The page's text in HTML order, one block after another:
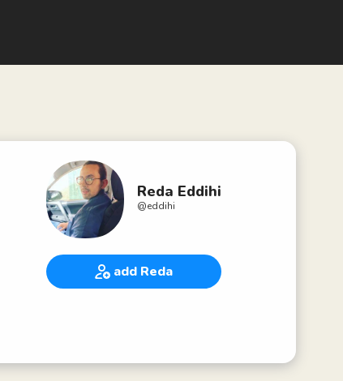
Reda Eddihi
@eddihi
add Reda